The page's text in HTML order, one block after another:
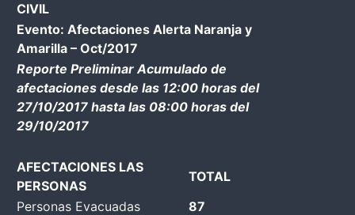
CIVIL
Evento: Afectaciones Alerta Naranja y
Amarilla – Oct/2017
Reporte Preliminar Acumulado de
afectaciones desde las 12:00 horas del
27/10/2017 hasta las 08:00 horas del
29/10/2017
AFECTACIONES LAS
PERSONAS
TOTAL
Personas Evacuadas
87